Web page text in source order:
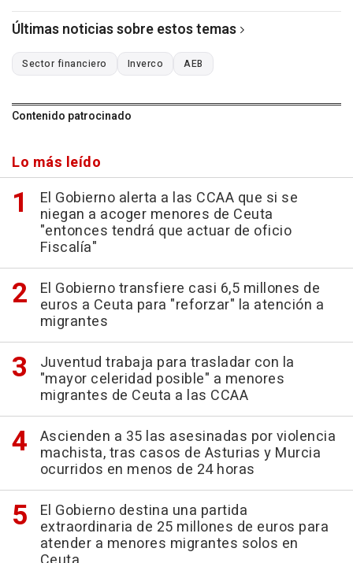
Últimas noticias sobre estos temas
Sector financiero Inverco AEB
Contenido patrocinado
Lo más leído
El Gobierno alerta a las CCAA que si se
niegan a acoger menores de Ceuta
"entonces tendrá que actuar de oficio
Fiscalía"
El Gobierno transfiere casi 6,5 millones de
euros a Ceuta para "reforzar" la atención a
migrantes
Juventud trabaja para trasladar con la
"mayor celeridad posible" a menores
migrantes de Ceuta a las CCAA
Ascienden a 35 las asesinadas por violencia
machista, tras casos de Asturias y Murcia
ocurridos en menos de 24 horas
El Gobierno destina una partida
extraordinaria de 25 millones de euros para
atender a menores migrantes solos en